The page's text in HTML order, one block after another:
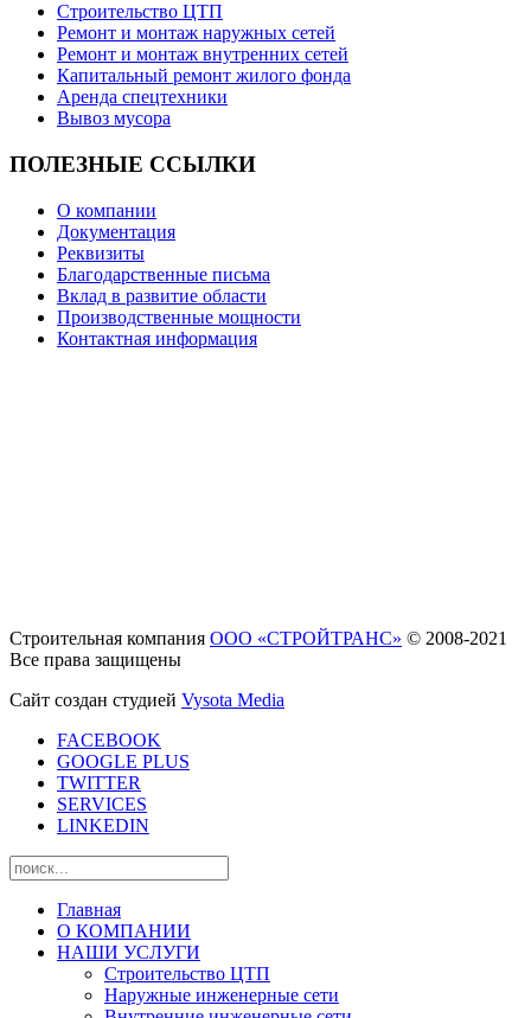
Строительство ЦТП
Ремонт и монтаж наружных сетей
Ремонт и монтаж внутренних сетей
Капитальный ремонт жилого фонда
Аренда спецтехники
Вывоз мусора
ПОЛЕЗНЫЕ ССЫЛКИ
О компании
Документация
Реквизиты
Благодарственные письма
Вклад в развитие области
Производственные мощности
Контактная информация
Строительная компания ООО «СТРОЙТРАНС» © 2008-2021
Все права защищены
Сайт создан студией Vysota Media
FACEBOOK
GOOGLE PLUS
TWITTER
SERVICES
LINKEDIN
Главная
О КОМПАНИИ
НАШИ УСЛУГИ
Строительство ЦТП
Наружные инженерные сети